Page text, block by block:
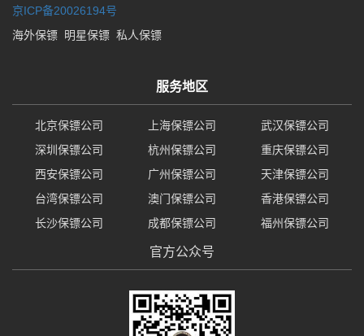
京ICP备20026194号
海外保镖
明星保镖 私人保镖
服务地区
北京保镖公司 上海保镖公司
武汉保镖公司
深圳保镖公司
杭州保镖公司
重庆保镖公司
西安保镖公司
广州保镖公司
天津保镖公司
台湾保镖公司
澳门保镖公司
香港保镖公司
长沙保镖公司
成都保镖公司 福州保镖公司
官方公众号